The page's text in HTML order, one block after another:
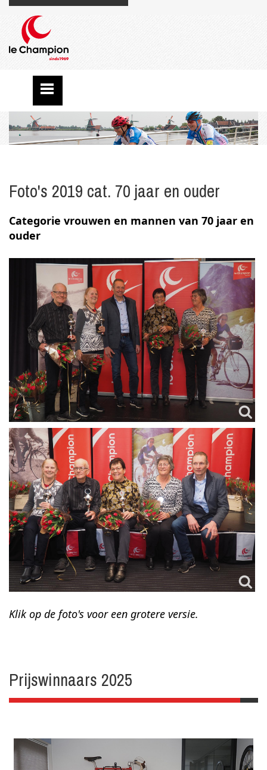
Foto's 2019 cat. 70 jaar en ouder
Categorie vrouwen en mannen van 70 jaar en
ouder
Klik op de foto's voor een grotere versie.
Prijswinnaars 2025